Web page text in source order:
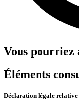
Vous pourriez
Éléments
Déclaration légale relative